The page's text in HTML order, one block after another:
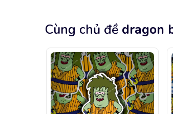
Cùng chủ đề dragon